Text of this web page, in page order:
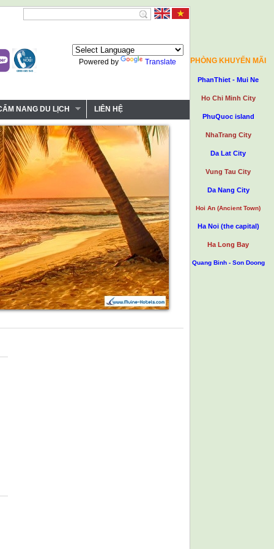
PHÒNG KHUYẾN MÃI
PhanThiet - Mui Ne
Ho Chi Minh City
PhuQuoc island
NhaTrang City
Da Lat City
Vung Tau City
Da Nang City
Hoi An (Ancient Town)
Ha Noi (the capital)
Ha Long Bay
Quang Binh - Son Doong
Powered by Translate
NANG DU LỊCH LIÊN HỆ